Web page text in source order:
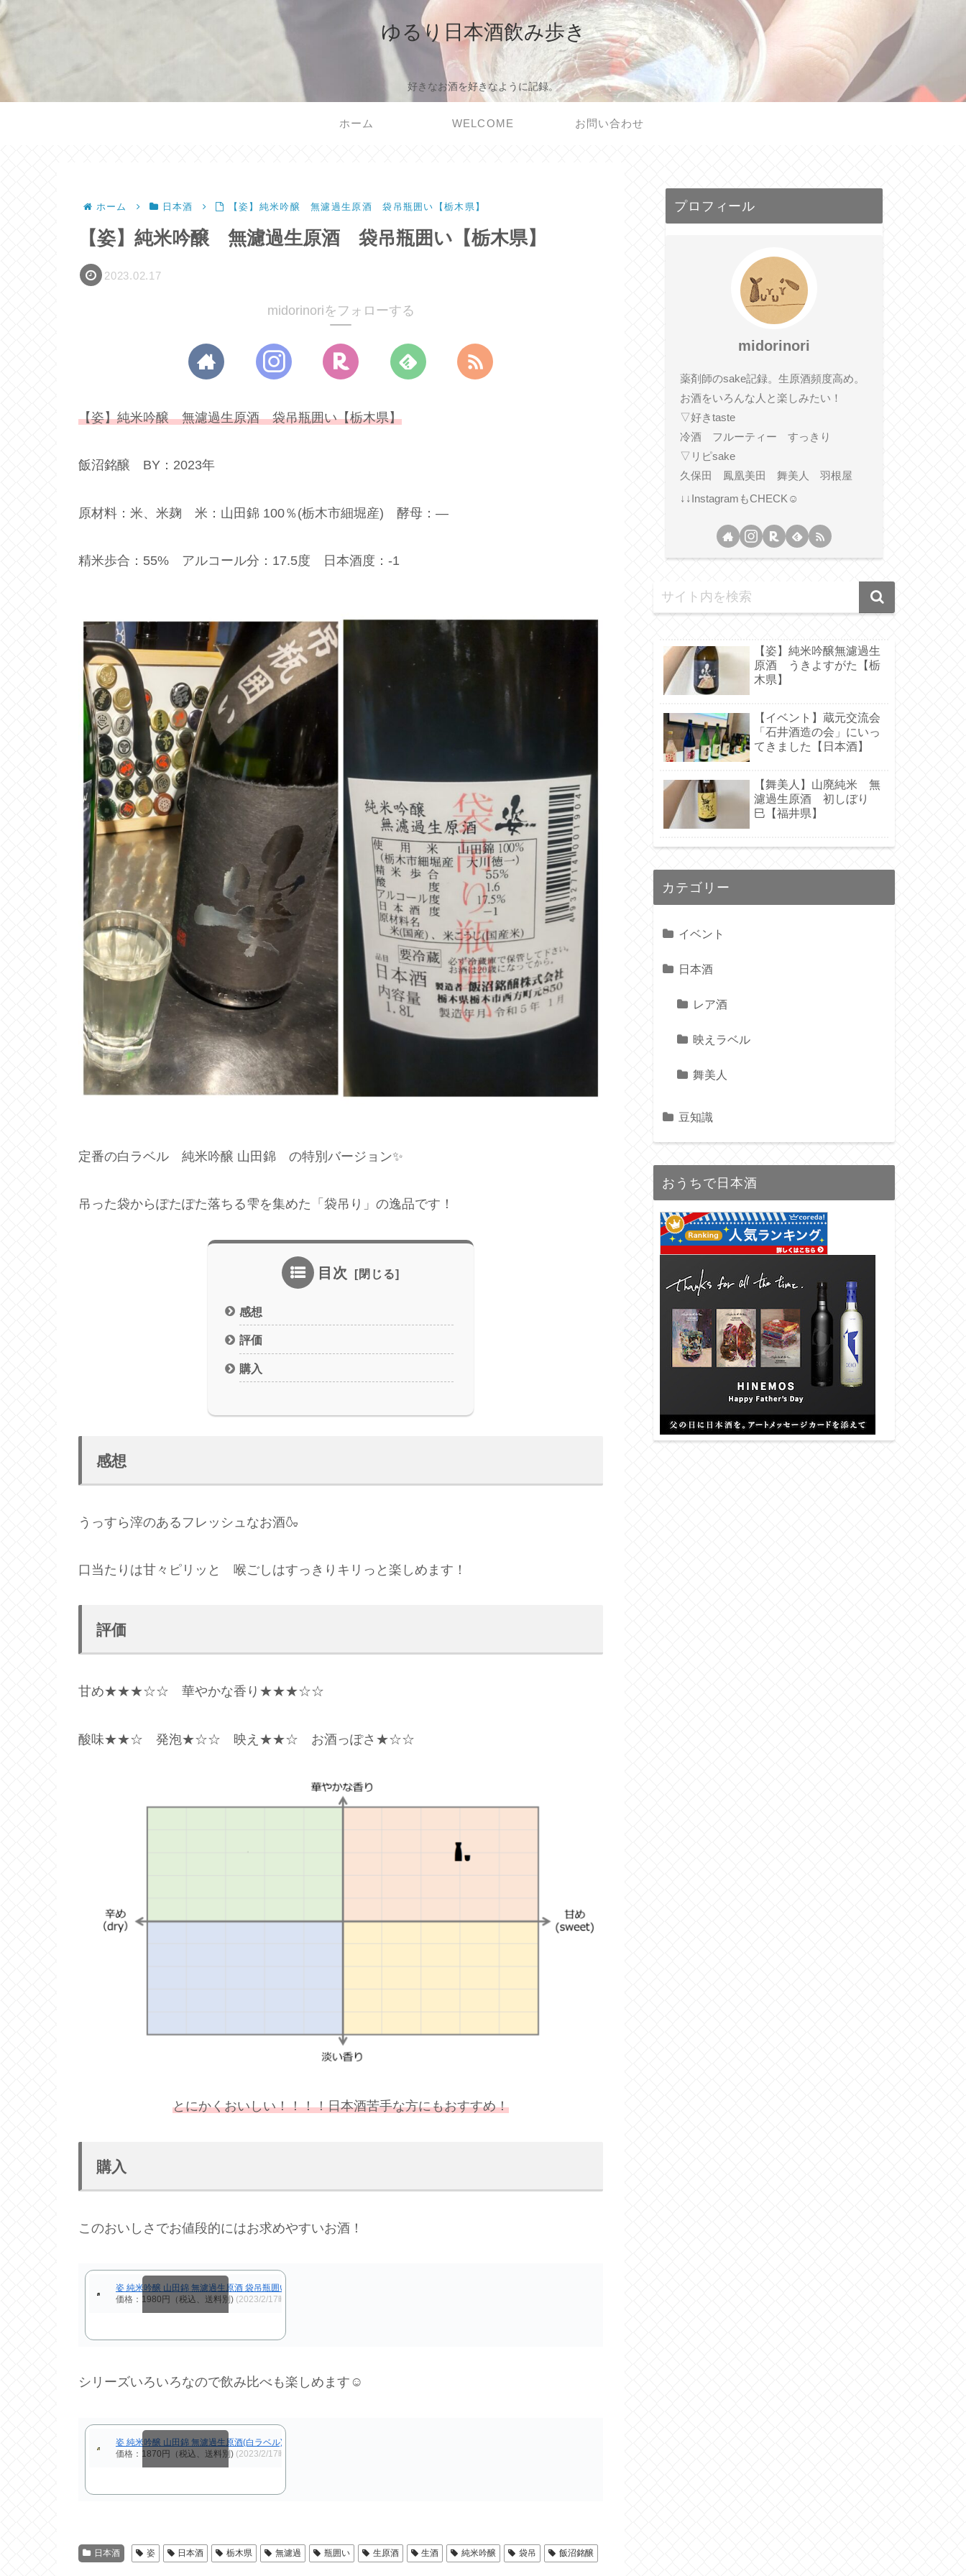
ゆるり日本酒飲み歩き
好きなお酒を好きなように記録。
ホーム WELCOME お問い合わせ
ホーム 日本酒 【姿】純米吟醸 無濾過生原酒 袋吊瓶囲い【栃木県】
【姿】純米吟醸 無濾過生原酒 袋吊瓶囲い【栃木県】
2023.02.17
midorinoriをフォローする
【姿】純米吟醸 無濾過生原酒 袋吊瓶囲い【栃木県】
飯沼銘醸 BY：2023年
原材料：米、米麹 米：山田錦 100％(栃木市細堀産) 酵母：―
精米歩合：55% アルコール分：17.5度 日本酒度：-1
定番の白ラベル 純米吟醸 山田錦 の特別バージョン✨
吊った袋からぽたぽた落ちる雫を集めた「袋吊り」の逸品です！
目次
感想
評価
購入
感想
うっすら滓のあるフレッシュなお酒🍶
口当たりは甘々ピリッと 喉ごしはすっきりキリっと楽しめます！
評価
甘め★★★☆☆ 華やかな香り★★★☆☆
酸味★★☆ 発泡★☆☆ 映え★★☆ お酒っぽさ★☆☆
とにかくおいしい！！！！日本酒苦手な方にもおすすめ！
購入
このおいしさでお値段的にはお求めやすいお酒！
姿 純米吟醸 山田錦 無濾過生原酒 袋吊瓶囲い 720ml
価格：1980円（税込、送料別) (2023/2/17時点)
シリーズいろいろなので飲み比べも楽しめます☺
姿 純米吟醸 山田錦 無濾過生原酒(白ラベル) 720ml
価格：1870円（税込、送料別) (2023/2/17時点)
日本酒 姿 日本酒 栃木県 無濾過 瓶囲い 生原酒 生酒 純米吟醸 袋吊 飯沼銘醸
プロフィール
midorinori
薬剤師のsake記録。生原酒頻度高め。
お酒をいろんな人と楽しみたい！
▽好きtaste
冷酒 フルーティー すっきり
▽リピsake
久保田 鳳凰美田 舞美人 羽根屋
↓↓InstagramもCHECK☺
【姿】純米吟醸無濾過生
原酒 うきよすがた【栃
木県】
【イベント】蔵元交流会
「石井酒造の会」にいっ
てきました【日本酒】
【舞美人】山廃純米 無
濾過生原酒 初しぼり
巳【福井県】
カテゴリー
イベント
日本酒
レア酒
映えラベル
舞美人
豆知識
おうちで日本酒